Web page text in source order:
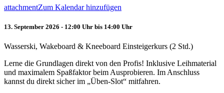
attachmentZum Kalendar hinzufügen
13. September 2026 - 12:00 Uhr bis 14:00 Uhr
Wasserski, Wakeboard & Kneeboard Einsteigerkurs (2 Std.)
Lerne die Grundlagen direkt von den Profis! Inklusive Leihmaterial
und maximalem Spaßfaktor beim Ausprobieren. Im Anschluss
kannst du direkt sicher im „Üben-Slot“ mitfahren.